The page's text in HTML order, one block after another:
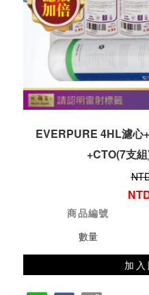
EVERPURE 4HL濾心
+CTO(7支
商品編號
數量
加